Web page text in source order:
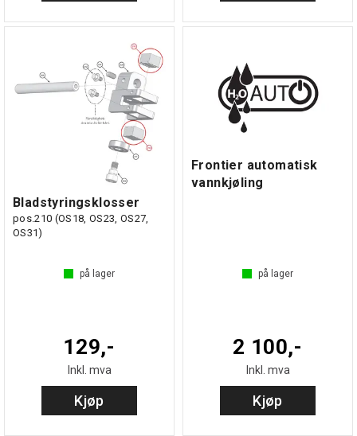
Bladstyringsklosser
pos.210 (OS18, OS23, OS27,
OS31)
på lager
129,-
Inkl. mva
Kjøp
Frontier automatisk
vannkjøling
på lager
2 100,-
Inkl. mva
Kjøp